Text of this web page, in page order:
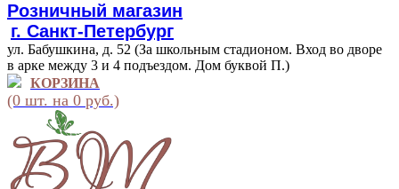
Розничный магазин
г. Санкт-Петербург
ул. Бабушкина, д. 52 (За школьным стадионом. Вход во дворе
в арке между 3 и 4 подъездом. Дом буквой П.)
КОРЗИНА
(0 шт. на 0 руб.)